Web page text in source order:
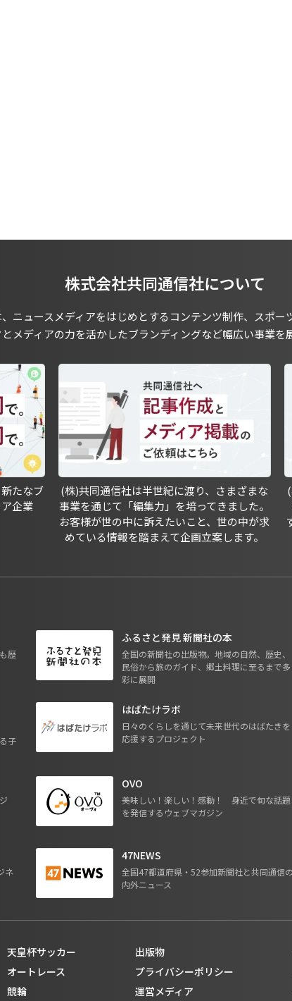
株式会社共同通信社について
ニュースメディアをはじめとするコンテンツ制作、スポ
とメディアの力を活かしたブランディングなど幅広い事業を
たなブ
企業
(株)共同通信社は半世紀に渡り、さまざまな
事業を通じて「編集力」を培ってきました。
お客様が世の中に訴えたいこと、世の中が求
めている情報を踏まえて企画立案します。
歴
ふるさと発見 新聞社の本
全国の新聞社の出版物。地域の自然、歴史、
民俗から旅のガイド、郷土料理に至るまで多
彩に展開
子
はばたけラボ
日々のくらしを通じて未来世代のはばたきを
応援するプロジェクト
OVO
美味しい！楽しい！感動！ 身近で旬な話題
を発信するウェブマガジン
ネ
47NEWS
全国47都道府県・52参加新聞社と共同通信の
内外ニュース
天皇杯サッカー
オートレース
競輪
出版物
プライバシーポリシー
運営メディア